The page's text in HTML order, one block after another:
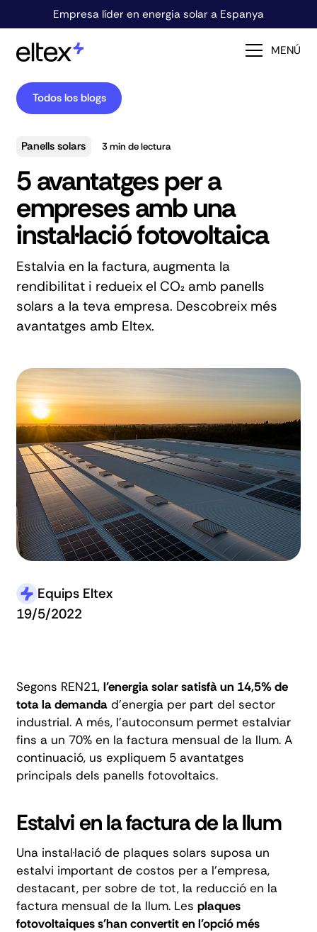
Empresa líder en energia solar a Espanya
MENÚ
Todos los blogs
Panells solars 3min de lectura
5 avantatges per a
empreses amb una
instal·lació fotovoltaica
Estalvia en la factura, augmenta la
rendibilitat i redueix el CO₂ amb panells
solars a la teva empresa. Descobreix més
avantatges amb Eltex.
Equips Eltex
19/5/2022
Segons REN21, l'energia solar satisfà un 14,5% de
tota la demandad'energia per part del sector
industrial. A més, l'autoconsum permet estalviar
fins a un 70% en la factura mensual de la llum. A
continuació, us expliquem 5 avantatges
principals dels panells fotovoltaics.
Estalvi en la factura de la llum
Una instal·lació de plaques solars suposa un
estalvi important de costos per a l'empresa,
destacant, per sobre de tot, la reducció en la
factura mensual de la llum. Les plaques
fotovoltaiquess'han convertit en l'opció més